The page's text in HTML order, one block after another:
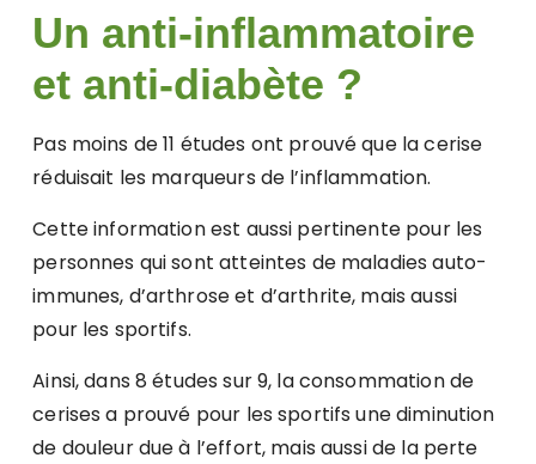
Un anti-inflammatoire
et anti-diabète ?
Pas moins de 11 études ont prouvé que la cerise
réduisait les marqueurs de l’inflammation.
Cette information est aussi pertinente pour les
personnes qui sont atteintes de maladies auto-
immunes, d’arthrose et d’arthrite, mais aussi
pour les sportifs.
Ainsi, dans 8 études sur 9, la consommation de
cerises a prouvé pour les sportifs une diminution
de douleur due à l’effort, mais aussi de la perte